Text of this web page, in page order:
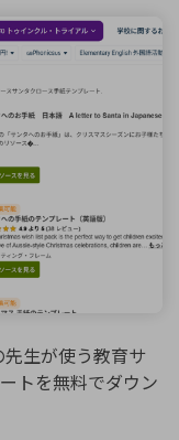
生が使う教育サ
トを無料でダウン